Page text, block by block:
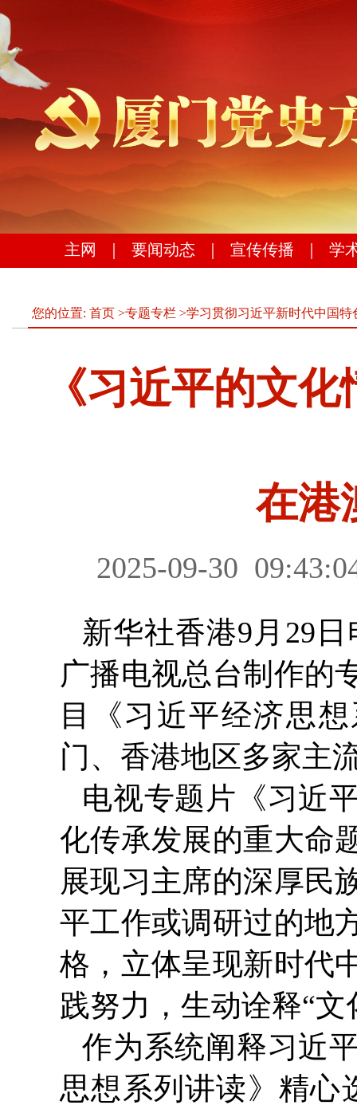
主网 要闻动态 宣传传播 学
您的位置: 首页 >专题专栏 >学习贯彻习近平新时代中国
《习近平的文
在港
2025-09-30
新华社香港9月29
广播电视总台制作的
目《习近平经济思
门、香港地区多家主
电视专题片《习近
化传承发展的重大命
展现习主席的深厚民
平工作或调研过的地
格，立体呈现新时代
践努力，生动诠释“
作为系统阐释习近
思想系列讲读》精心